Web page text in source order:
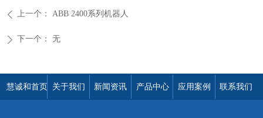
ꄴ 上一个： ABB 2400系列机器人
ꄲ 下一个： 无
慧诚和首页 关于我们 新闻资讯 产品中心 应用案例 联系我们